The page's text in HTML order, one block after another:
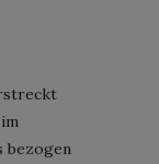
bezogen